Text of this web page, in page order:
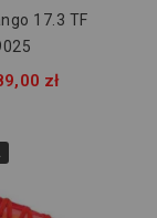
17.3 TF
zł